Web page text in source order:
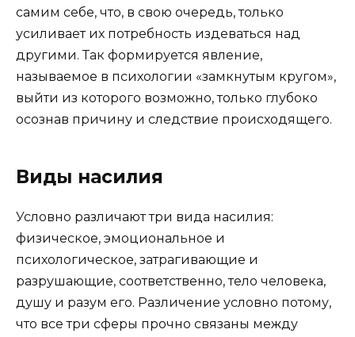
самим себе, что, в свою очередь, только
усиливает их потребность издеваться над
другими. Так формируется явление,
называемое в психологии «замкнутым кругом»,
выйти из которого возможно, только глубоко
осознав причину и следствие происходящего.
Виды насилия
Условно различают три вида насилия:
физическое, эмоциональное и
психологическое, затрагивающие и
разрушающие, соответственно, тело человека,
душу и разум его. Различение условно потому,
что все три сферы прочно связаны между